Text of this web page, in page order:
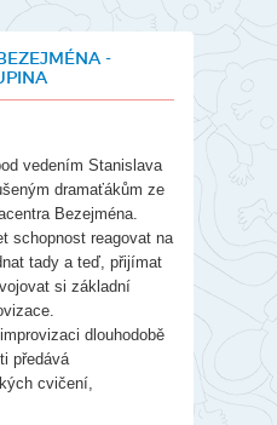
-
vedením Stanislava
dramaťákům ze
Bezejména.
schopnost reagovat na
tady a teď, přijímat
si základní
dlouhodobě
předává
cvičení,